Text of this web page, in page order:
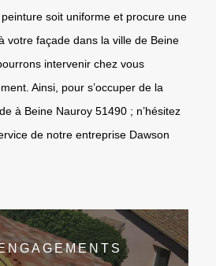
soit uniforme et procure une
votre façade dans la ville de Beine
intervenir chez vous
Ainsi, pour s’occuper de la
à Beine Nauroy 51490 ; n’hésitez
de notre entreprise Dawson